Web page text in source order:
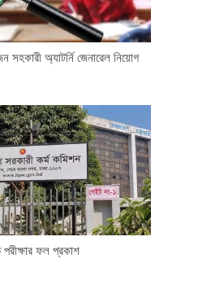
অ্যাটর্নি জেনারেল নিয়োগ
ফল প্রকাশ